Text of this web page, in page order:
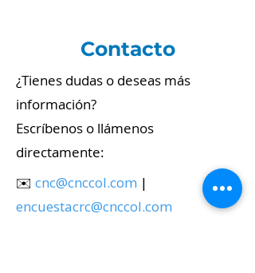
Contacto
¿Tienes dudas o deseas más
información?
Escríbenos o llámenos
directamente:
✉️ cnc@cnccol.com |
encuestacrc@cnccol.com